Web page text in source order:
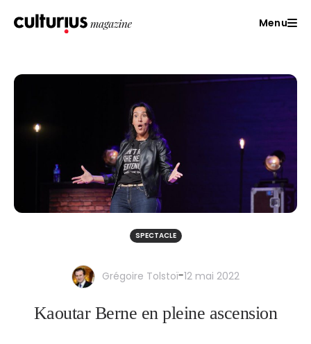
Menu
SPECTACLE
Grégoire Tolstoï-12 mai 2022
Kaoutar Berne en pleine ascension